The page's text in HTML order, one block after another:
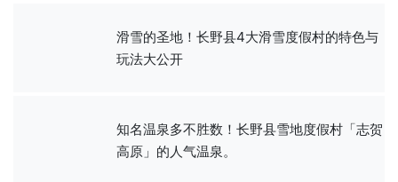
滑雪的圣地！长野县4大滑雪度假村的特色与
玩法大公开
知名温泉多不胜数！长野县雪地度假村「志贺
高原」的人气温泉。